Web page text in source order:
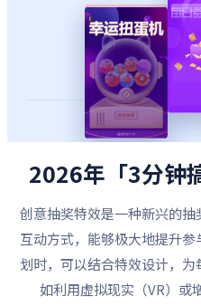
2026年「3分钟
创意抽奖特效是一种新兴的
互动方式，能够极大地提升
划时，可以结合特效设计，
如利用虚拟现实（VR）或